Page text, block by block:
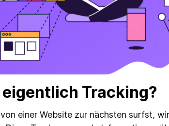
Tracking?
einer Website zur nächsten surfst,